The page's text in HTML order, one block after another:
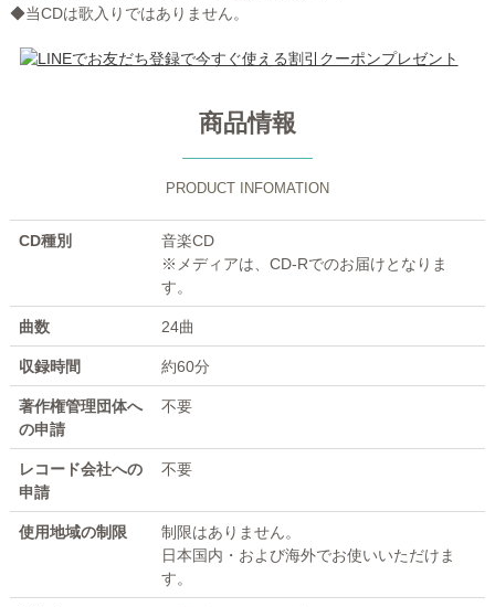
◆当CDは歌入りではありません。
商品情報
PRODUCT INFOMATION
CD種別
音楽CD
※メディアは、CD-Rでのお届けとなりま
す。
曲数 24曲
収録時間 約60分
著作権管理団体へ
の申請
不要
レコード会社への
申請
不要
使用地域の制限
制限はありません。
日本国内・および海外でお使いいただけま
す。